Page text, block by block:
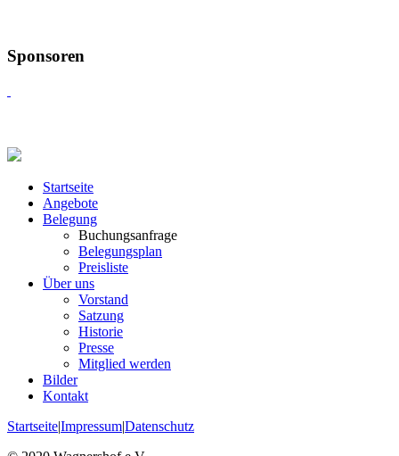
Sponsoren
Startseite
Angebote
Belegung
Buchungsanfrage
Belegungsplan
Preisliste
Über uns
Vorstand
Satzung
Historie
Presse
Mitglied werden
Bilder
Kontakt
Startseite|Impressum|Datenschutz